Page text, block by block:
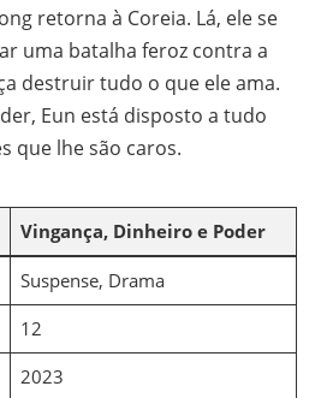
retorna à Coreia. Lá, ele se
uma batalha feroz contra a
destruir tudo o que ele ama.
Eun está disposto a tudo
que lhe são caros.
Vingança, Dinheiro e Poder
Suspense, Drama
12
2023